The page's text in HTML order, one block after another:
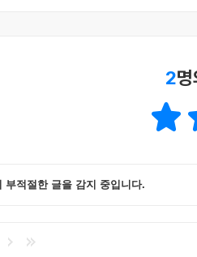
재료는 호두나무
경
?
2
부적절한 글을 감지 중입니다.